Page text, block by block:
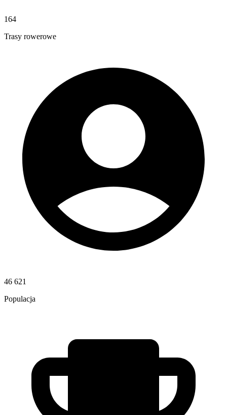
164
Trasy rowerowe
46 621
Populacja